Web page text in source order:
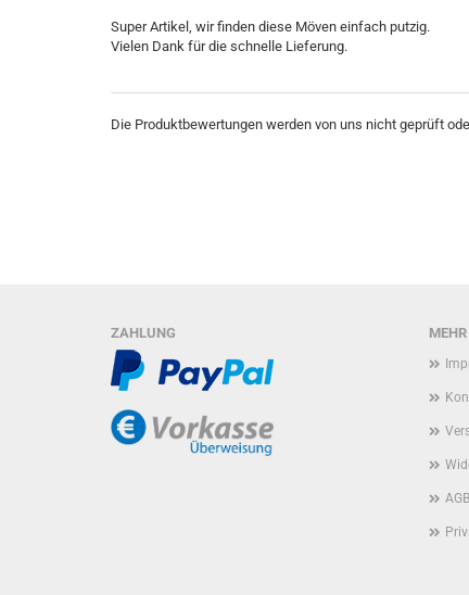
Super Artikel, wir finden diese Möven einfach putzig.
Die Produktbewertungen werden von uns nicht geprüft
AGB
ZAHLUNG